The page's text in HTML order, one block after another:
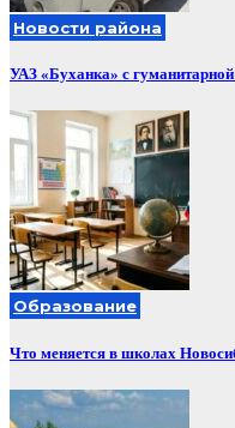
Новости района
УАЗ «Буханка» с
Образование
Что меняется в школах